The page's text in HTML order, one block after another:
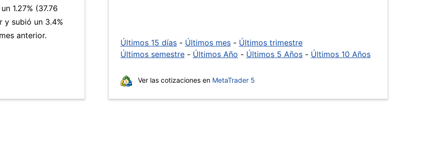
1.27% (37.76
y subió un 3.4%
anterior.
Últimos 15 días - Últimos mes - Últimos trimestre
Últimos semestre - Últimos Año - Últimos 5 Años - Últimos 10 Años
Ver las cotizaciones en MetaTrader 5